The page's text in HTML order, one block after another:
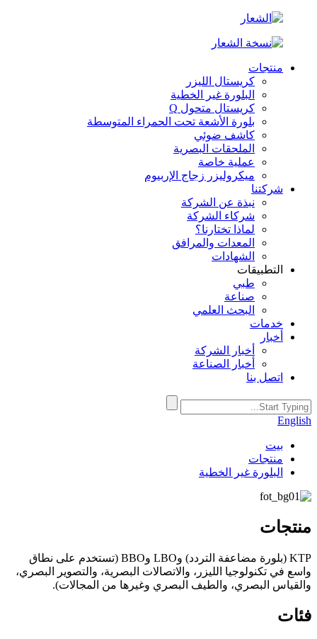
منتجات
كريستال الليزر
البلورة غير الخطية
كريستال متحول Q
بلورة الأشعة تحت الحمراء المتوسطة
كاشف ضوئي
الملحقات البصرية
عملية خاصة
ميكروليزر زجاج الإربيوم
شركتنا
نبذة عن الشركة
شركاء الشركة
لماذا تختارنا؟
المعدات والمرافق
الشهادات
التطبيقات
طبي
صناعة
البحث العلمي
خدمات
أخبار
أخبار الشركة
أخبار الصناعة
اتصل بنا
English
بيت
منتجات
البلورة غير الخطية
منتجات
KTP (بلورة مضاعفة التردد) وLBO وBBO (تستخدم على نطاق
واسع في تكنولوجيا الليزر، والاتصالات البصرية، والتصوير البصري،
والقياس البصري، والطيف البصري وغيرها من المجالات).
فئات